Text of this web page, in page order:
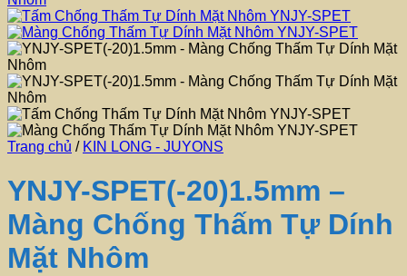
Trang chủ / KIN LONG - JUYONS
YNJY-SPET(-20)1.5mm –
Màng Chống Thấm Tự Dính
Mặt Nhôm